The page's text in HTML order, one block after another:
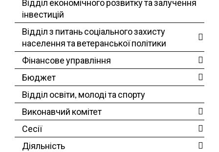
Відділ економічного розвитку та залучення
інвестицій
Відділ з питань соціального захисту
населення та ветеранської політики
Фінансове управління
Бюджет
Відділ освіти, молоді та спорту
Виконавчий комітет
Сесії
Діяльність